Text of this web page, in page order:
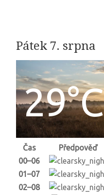
Pátek 7. srpna
29°C
Čas Předpověď
00–06
01–07
02–08